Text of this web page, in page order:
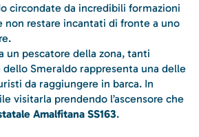
circondate da incredibili formazioni
non restare incantati di fronte a uno
un pescatore della zona, tanti
Smeraldo rappresenta una delle
da raggiungere in barca. In
visitarla prendendo l’ascensore che
Amalfitana SS163.